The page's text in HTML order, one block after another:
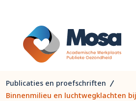
Publicaties en proefschriften